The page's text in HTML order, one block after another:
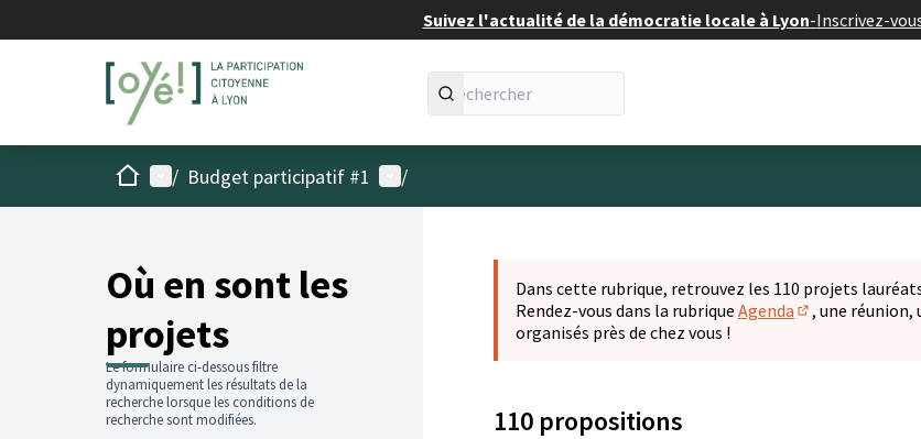
Suivez l'actualité de la démocratie locale à Lyon-Inscrivez-
AccueilMenu principal
/ Budget participatif #1 Menu utilisateur
/
Où en sont les
projets
Le formulaire ci-dessous filtre
dynamiquement les résultats de la
recherche lorsque les conditions de
recherche sont modifiées.
Dans cette rubrique, retrouvez les 110 projets
Rendez-vous dans la rubrique Agenda
(S'ouvre dans
, une
organisés près de chez vous !
110 propositions